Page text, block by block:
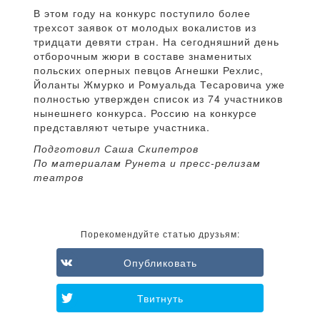
В этом году на конкурс поступило более
трехсот заявок от молодых вокалистов из
тридцати девяти стран. На сегодняшний день
отборочным жюри в составе знаменитых
польских оперных певцов Агнешки Рехлис,
Йоланты Жмурко и Ромуальда Тесаровича уже
полностью утвержден список из 74 участников
нынешнего конкурса. Россию на конкурсе
представляют четыре участника.
Подготовил Саша Скипетров
По материалам Рунета и пресс-релизам
театров
Порекомендуйте статью друзьям:
Опубликовать
Твитнуть